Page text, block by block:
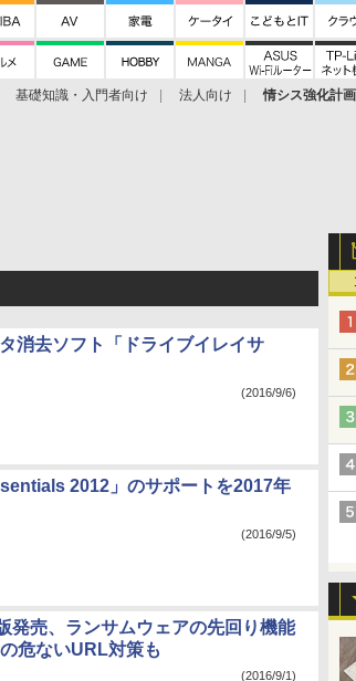
基礎知識・入門者向け 法人向け 情シス強化計画
消去ソフト「ドライブイレイサ
(2016/9/6)
2012」のサポートを2017年
(2016/9/5)
発売、ランサムウェアの先回り機能
危ないURL対策も
(2016/9/1)